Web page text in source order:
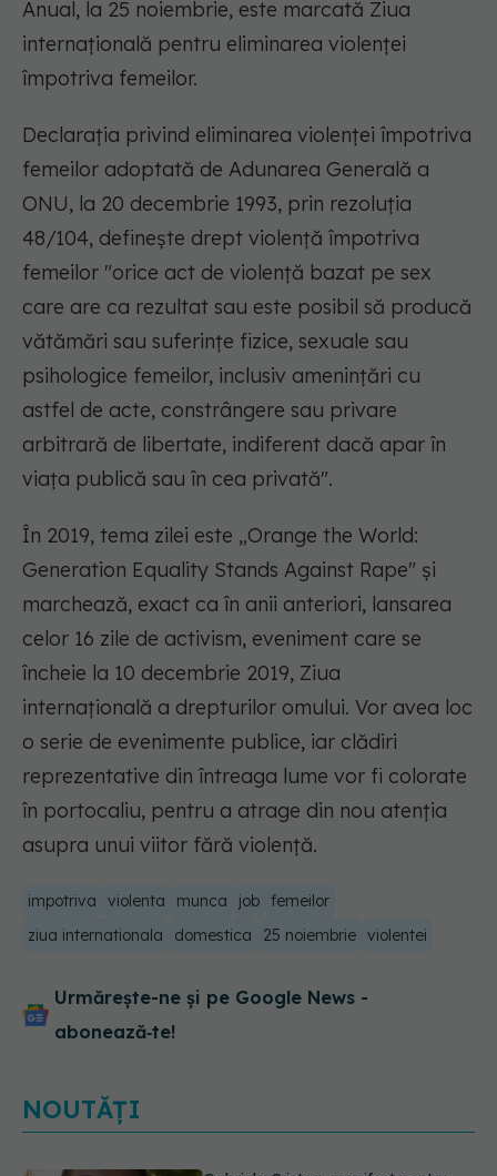
Anual, la 25 noiembrie, este marcată Ziua
internațională pentru eliminarea violenței
împotriva femeilor.
Declarația privind eliminarea violenței împotriva
femeilor adoptată de Adunarea Generală a
ONU, la 20 decembrie 1993, prin rezoluția
48/104, definește drept violență împotriva
femeilor "orice act de violență bazat pe sex
care are ca rezultat sau este posibil să producă
vătămări sau suferințe fizice, sexuale sau
psihologice femeilor, inclusiv amenințări cu
astfel de acte, constrângere sau privare
arbitrară de libertate, indiferent dacă apar în
viața publică sau în cea privată".
În 2019, tema zilei este „Orange the World:
Generation Equality Stands Against Rape" și
marchează, exact ca în anii anteriori, lansarea
celor 16 zile de activism, eveniment care se
încheie la 10 decembrie 2019, Ziua
internațională a drepturilor omului. Vor avea loc
o serie de evenimente publice, iar clădiri
reprezentative din întreaga lume vor fi colorate
în portocaliu, pentru a atrage din nou atenția
asupra unui viitor fără violență.
impotriva violenta munca job femeilor
ziua internationala
domestica 25 noiembrie violentei
Urmărește-ne și pe Google News -
abonează‑te!
NOUTĂȚI